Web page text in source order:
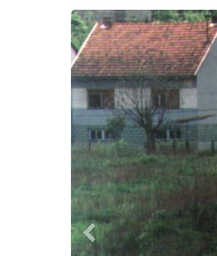
Previous